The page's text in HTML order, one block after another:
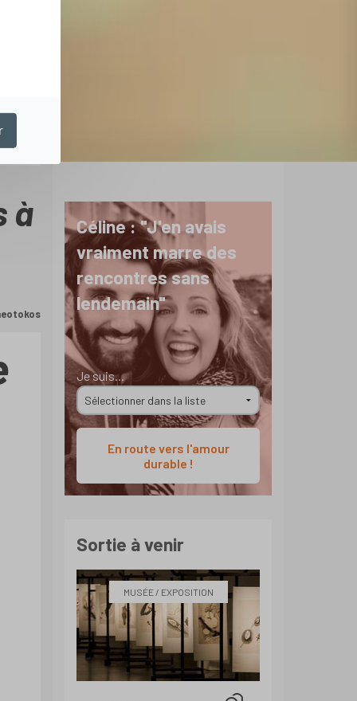
à
Céline : "J'en avais
vraiment marre des
rencontres sans
lendemain"
Je suis...
En route vers l'amour
durable !
Sortie à venir
MUSÉE / EXPOSITION